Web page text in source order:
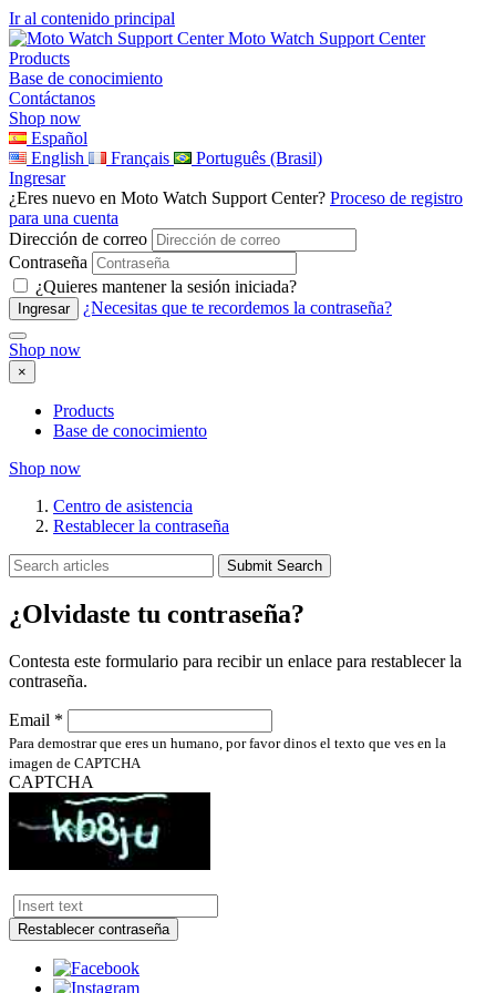
Ir al contenido principal
Moto Watch Support Center
Products
Base de conocimiento
Contáctanos
Shop now
Español
English
Français
Português (Brasil)
Ingresar
¿Eres nuevo en Moto Watch Support Center? Proceso de registro
para una cuenta
Dirección de correo
Contraseña
¿Quieres mantener la sesión iniciada?
¿Necesitas que te recordemos la contraseña?
Shop now
×
Products
Base de conocimiento
Shop now
Centro de asistencia
Restablecer la contraseña
Submit Search
¿Olvidaste tu contraseña?
Contesta este formulario para recibir un enlace para restablecer la
contraseña.
Email *
Para demostrar que eres un humano, por favor dinos el texto que ves en la
imagen de CAPTCHA
CAPTCHA
Restablecer contraseña